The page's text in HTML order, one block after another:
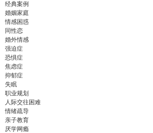
经典案例
婚姻家庭
情感困惑
同性恋
婚外情感
强迫症
恐惧症
焦虑症
抑郁症
失眠
职业规划
人际交往困难
情绪疏导
亲子教育
厌学网瘾